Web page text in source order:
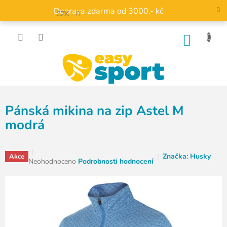
obsah
Doprava zdarma od 3000,- kč
CZK
Pánská mikina na zip Astel M
modrá
Akce Průměrné
Neohodnoceno Podrobnosti hodnocení Značka: Husky